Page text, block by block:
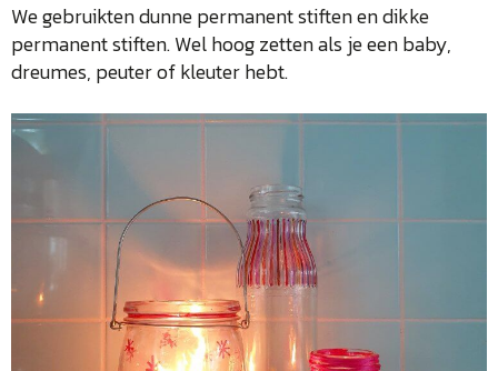
We gebruikten dunne permanent stiften en dikke
permanent stiften. Wel hoog zetten als je een baby,
dreumes, peuter of kleuter hebt.